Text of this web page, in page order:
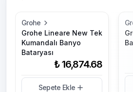
Grohe
Grohe Lineare New Tek
Kumandalı Banyo
Bataryası
₺ 16,874.68
Sepete Ekle